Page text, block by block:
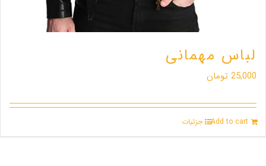
لباس مهمانی
25,000 تومان
Add to cart جزئیات